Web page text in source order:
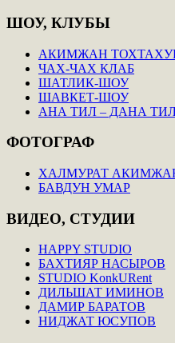
ШОУ, КЛУБЫ
АКИМЖАН
ЧАХ-ЧАХ КЛАБ
ШАТЛИК-ШОУ
ШАВКЕТ-ШОУ
АНА ТИЛ – ДАНА
ФОТОГРАФ
ХАЛМУРАТ
БАВДУН УМАР
ВИДЕО, СТУДИИ
HAPPY STUDIO
БАХТИЯР НАСЫРОВ
STUDIO KonkURent
ДИЛЬШАТ ИМИНОВ
ДАМИР БАРАТОВ
НИДЖАТ ЮСУПОВ